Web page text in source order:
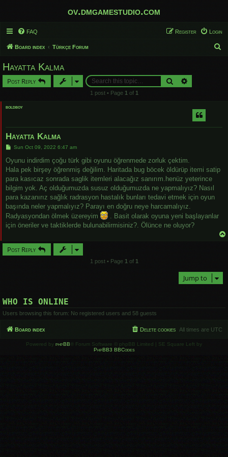
ov.dmgamestudio.com
FAQ Login
Register
Board index Türkçe Forum
Hayatta Kalma
Post Reply Search
1 post • Page 1 of 1
boldboy
Hayatta Kalma
P
s
t
Sun Oct 09, 2022 6:47 am
Oyunu indirdim çoğu türk gibi oyunu öğrenmede zorluk çektim.
Hala pek birşey öğrenmiş değilim. Haritada bug böcek öldürüp itemi satip
para kasıcaz sonrada saglik itemleri alacağız sanırım.henüz yeterince
bilgim yok. Aç olduğumuzda susuz olduğumuzda ne yapmalıyız? Nasıl
para kazanırız sağlık radrasyon hastalık bunları tedavi etmek için oyun
başında neler yapmalıyız? Parayı en doğru neye harcamalıyız.
Radyasyondan ölmek üzereyim
. Basit olarak oyuna yeni başlayanlar
için öneriler ve taktiklerde bulunabilirmisiniz?. Ölünce ne oluyor?
Post Reply
1 post • Page 1 of 1
Jump to
WHO IS ONLINE
Users browsing this forum: No registered users and 58 guests
Board index All times are UTC
Delete cookies
Powered by phpBB ® Forum Software © phpBB Limited | SE Square Left by
PhpBB3 BBCodes